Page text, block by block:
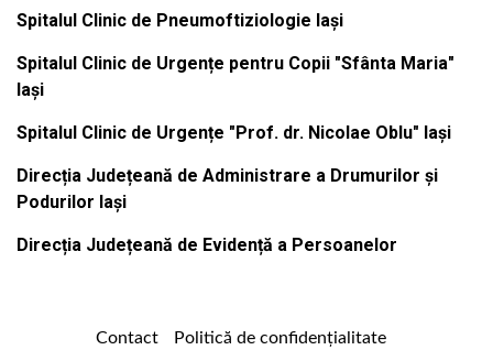
Spitalul Clinic de Pneumoftiziologie Iași
Spitalul Clinic de Urgențe pentru Copii "Sfânta Maria"
Iași
Spitalul Clinic de Urgențe "Prof. dr. Nicolae Oblu" Iași
Direcția Județeană de Administrare a Drumurilor și
Podurilor Iași
Direcția Județeană de Evidență a Persoanelor
Contact Politică de confidențialitate